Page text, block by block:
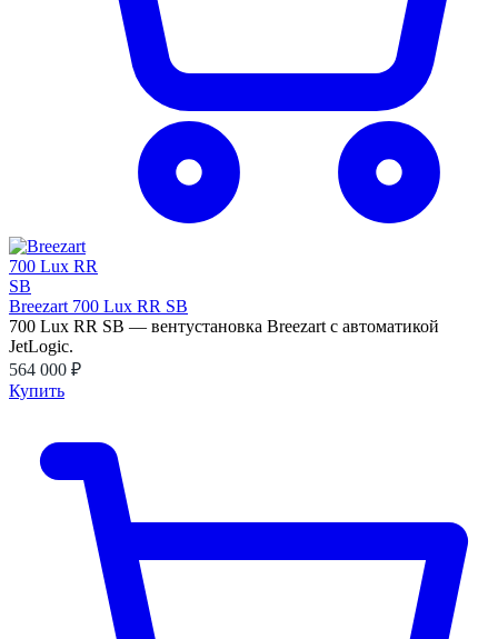
Breezart 700 Lux RR SB
700 Lux RR SB — вентустановка Breezart с автоматикой
JetLogic.
564 000 ₽
Купить